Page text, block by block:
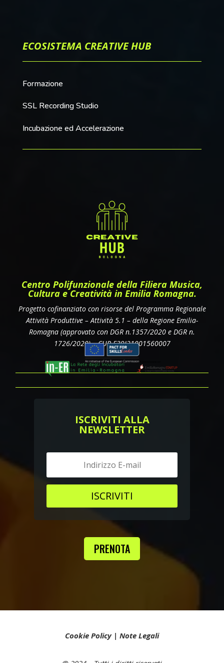
ECOSISTEMA CREATIVE HUB
Formazione
SSL Recording Studio
Incubazione ed Accelerazione
Centro Polifunzionale della Filiera Musica,
Cultura e Creatività in Emilia Romagna.
Progetto cofinanziato con risorse del Programma Regionale
Attività Produttive – Attività 5.1 – della Regione Emilia-
Romagna (approvato con DGR n.1357/2020 e DGR n.
1726/2020)– CUP E39J21001560007
ISCRIVITI ALLA
NEWSLETTER
ISCRIVITI
PRENOTA
Cookie Policy| Note Legali